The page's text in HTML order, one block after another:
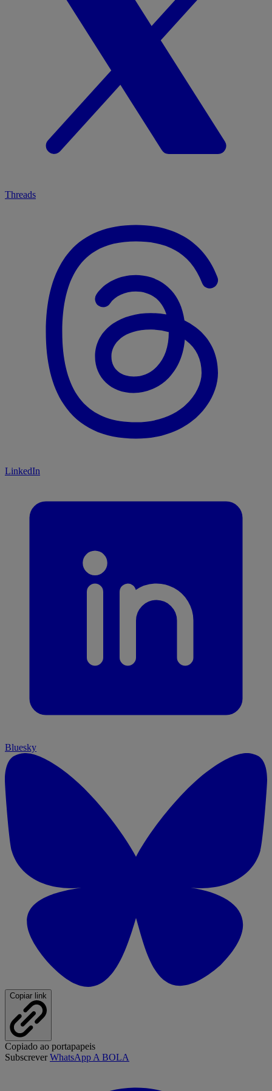
Threads
LinkedIn
Bluesky
Copiar link
Copiado ao portapapeis
SubscreverWhatsApp A BOLA